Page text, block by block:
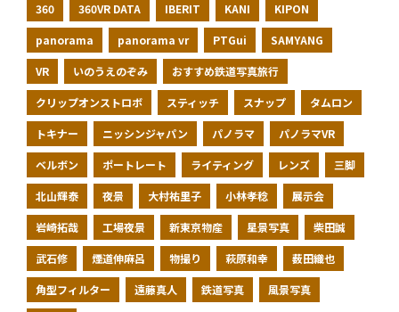
360 360VR DATA IBERIT KANI KIPON
panorama panorama vr PTGui SAMYANG
VR いのうえのぞみ おすすめ鉄道写真旅行
クリップオンストロボ スティッチ スナップ タムロン
トキナー ニッシンジャパン パノラマ パノラマVR
ベルボン ポートレート ライティング レンズ 三脚
北山輝泰 夜景 大村祐里子 小林孝稔 展示会
岩崎拓哉 工場夜景 新東京物産 星景写真 柴田誠
武石修 煙道伸麻呂 物撮り 萩原和幸 薮田織也
角型フィルター 遠藤真人 鉄道写真 風景写真